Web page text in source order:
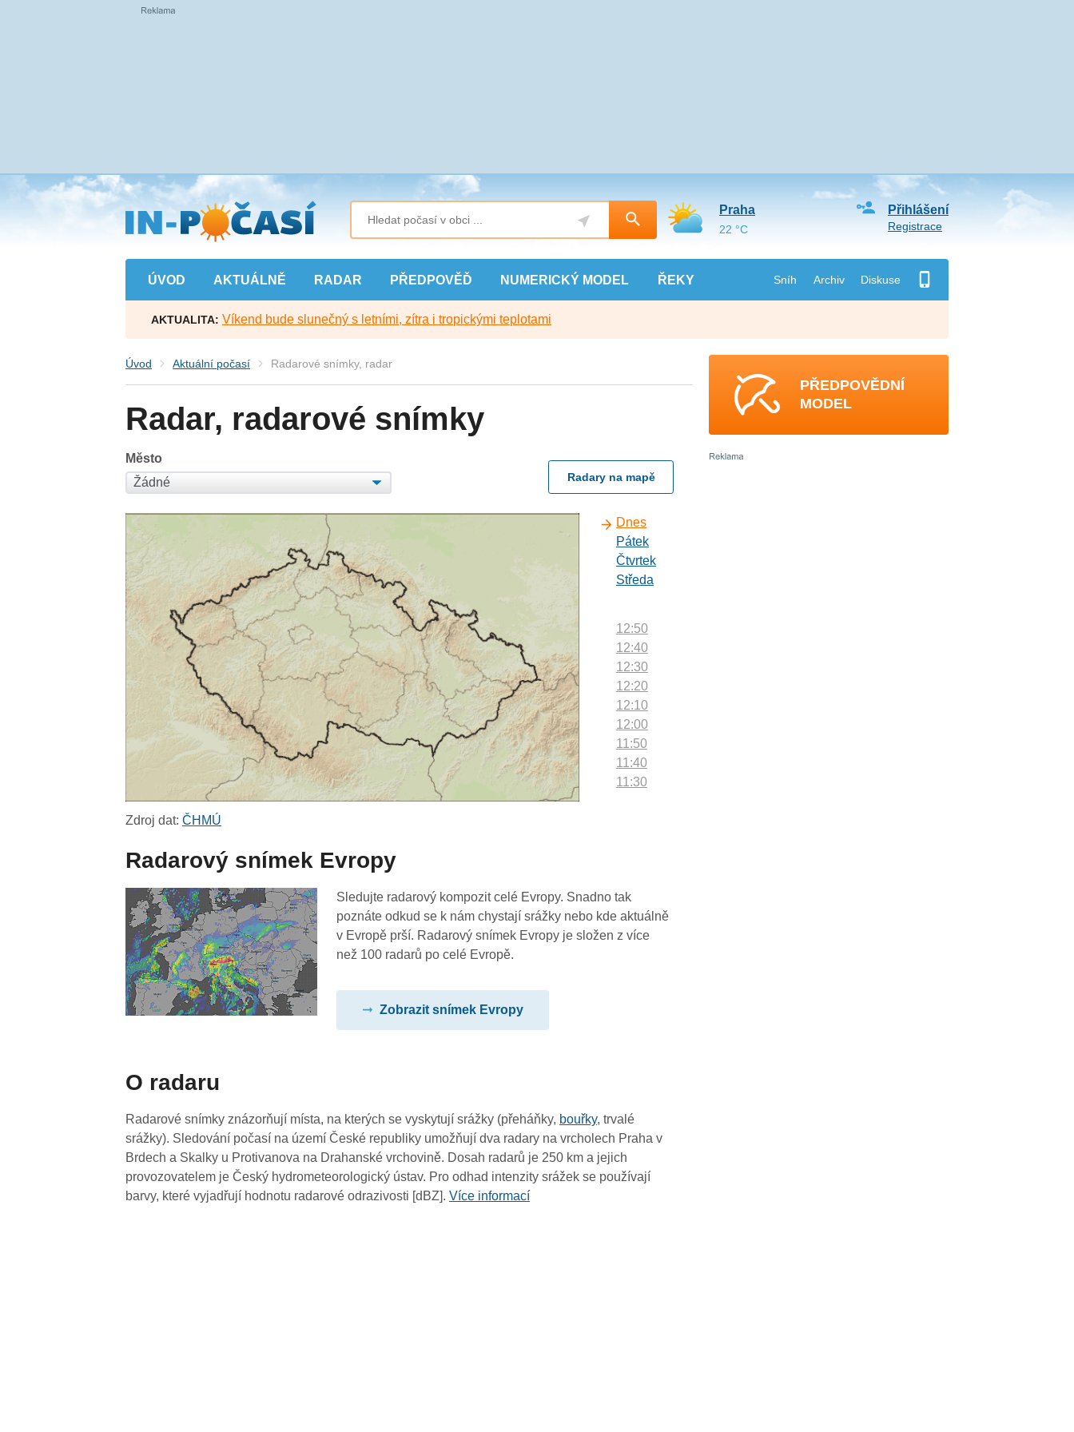
Přejít
na
hlavní
obsah
ÚVOD AKTUÁLNĚ RADAR PŘEDPOVĚĎ NUMERICKÝ MODEL ŘEKY Sníh Archiv Diskuse
Přihlášení
Registrace
Praha
22 °C
AKTUALITA: Víkend bude slunečný s letními, zítra i tropickými teplotami
Úvod Aktuální počasí Radarové snímky, radar
Radar, radarové snímky
Město
Radary na mapě
Dnes
Pátek
Čtvrtek
Středa
12:50
12:40
12:30
12:20
12:10
12:00
11:50
11:40
11:30
10:30
10:20
10:10
08:30
08:20
08:10
08:00
Zdroj dat:ČHMÚ
Radarový snímek Evropy
Sledujte radarový kompozit celé Evropy. Snadno tak
poznáte odkud se k nám chystají srážky nebo kde aktuálně
v Evropě prší. Radarový snímek Evropy je složen z více
než 100 radarů po celé Evropě.
Zobrazit snímek Evropy
O radaru
Radarové snímky znázorňují místa, na kterých se vyskytují srážky (přeháňky, bouřky, trvalé
srážky). Sledování počasí na území České republiky umožňují dva radary na vrcholech Praha v
Brdech a Skalky u Protivanova na Drahanské vrchovině. Dosah radarů je 250 km a jejich
provozovatelem je Český hydrometeorologický ústav. Pro odhad intenzity srážek se používají
barvy, které vyjadřují hodnotu radarové odrazivosti [dBZ].Více informací
PŘEDPOVĚDNÍ
MODEL